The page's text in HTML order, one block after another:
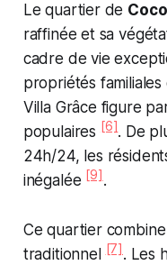
Le quartier de
raffinée et sa
cadre de vie
propriétés
Villa Grâce figure
populaires[6]. De
24h/24, les
inégalée [9].
Ce quartier
traditionnel [7] . Les